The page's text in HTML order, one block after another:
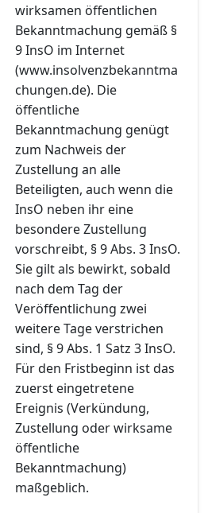
wirksamen öffentlichen
Bekanntmachung gemäß §
9 InsO im Internet
(www.insolvenzbekanntma
chungen.de). Die
öffentliche
Bekanntmachung genügt
zum Nachweis der
Zustellung an alle
Beteiligten, auch wenn die
InsO neben ihr eine
besondere Zustellung
vorschreibt, § 9 Abs. 3 InsO.
Sie gilt als bewirkt, sobald
nach dem Tag der
Veröffentlichung zwei
weitere Tage verstrichen
sind, § 9 Abs. 1 Satz 3 InsO.
Für den Fristbeginn ist das
zuerst eingetretene
Ereignis (Verkündung,
Zustellung oder wirksame
öffentliche
Bekanntmachung)
maßgeblich.